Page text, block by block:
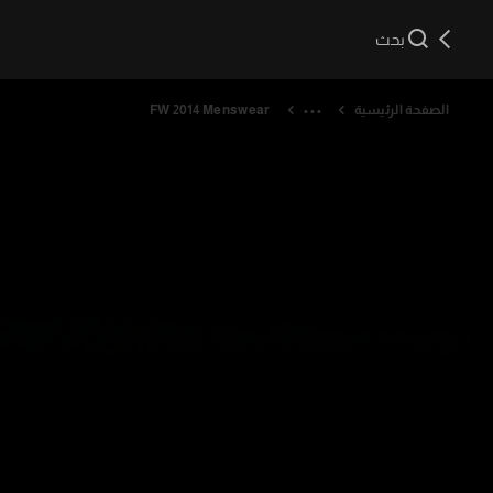
بحث
الصفحة الرئيسية FW 2014 Menswear